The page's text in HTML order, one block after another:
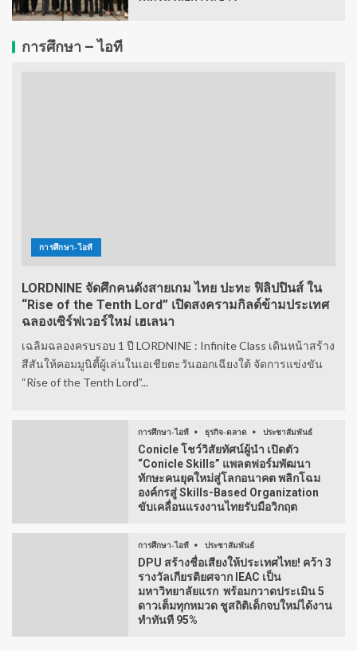
การศึกษา – ไอที
การศึกษา-ไอที
LORDNINE จัดศึกคนดังสายเกม ไทย ปะทะ ฟิลิปปินส์ ใน
“Rise of the Tenth Lord” เปิดสงครามกิลด์ข้ามประเทศ
ฉลองเซิร์ฟเวอร์ใหม่ เฮเลนา
เฉลิมฉลองครบรอบ 1 ปี LORDNINE : Infinite Class เดินหน้าสร้าง
สีสันให้คอมมูนิตี้ผู้เล่นในเอเชียตะวันออกเฉียงใต้ จัดการแข่งขัน
“Rise of the Tenth Lord”...
การศึกษา-ไอที ธุรกิจ-ตลาด ประชาสัมพันธ์
Conicle โชว์วิสัยทัศน์ผู้นำ เปิดตัว
“Conicle Skills” แพลตฟอร์มพัฒนา
ทักษะคนยุคใหม่สู่โลกอนาคต พลิกโฉม
องค์กรสู่ Skills-Based Organization
ขับเคลื่อนแรงงานไทยรับมือวิกฤต
การศึกษา-ไอที ประชาสัมพันธ์
DPU สร้างชื่อเสียงให้ประเทศไทย! คว้า 3
รางวัลเกียรติยศจาก IEAC เป็น
มหาวิทยาลัยแรก พร้อมกวาดประเมิน 5
ดาวเต็มทุกหมวด ชูสถิติเด็กจบใหม่ได้งาน
ทำทันที 95%